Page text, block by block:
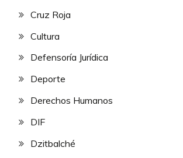
Cruz Roja
Cultura
Defensoría Jurídica
Deporte
Derechos Humanos
DIF
Dzitbalché